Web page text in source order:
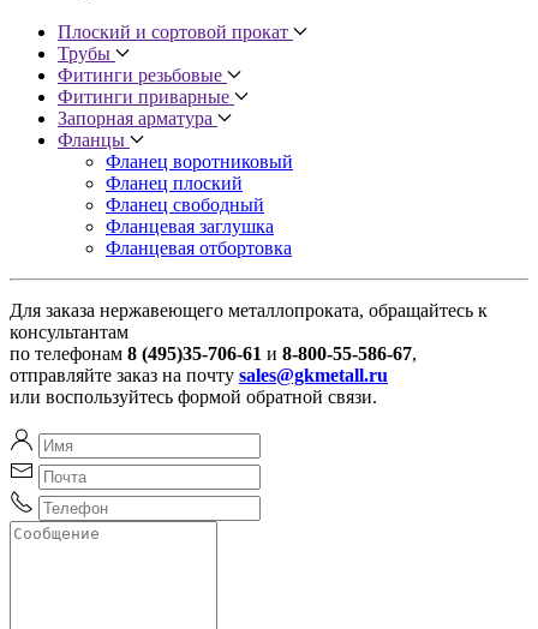
Плоский и сортовой прокат
Трубы
Фитинги резьбовые
Фитинги приварные
Запорная арматура
Фланцы
Фланец воротниковый
Фланец плоский
Фланец свободный
Фланцевая заглушка
Фланцевая отбортовка
Для заказа нержавеющего металлопроката, обращайтесь к
консультантам
по телефонам 8 (495)35-706-61 и 8-800-55-586-67,
отправляйте заказ на почту sales@gkmetall.ru
или воспользуйтесь формой обратной связи.